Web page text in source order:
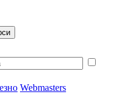
Webmasters